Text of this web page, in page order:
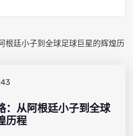
：从阿根廷小子到全球
历程